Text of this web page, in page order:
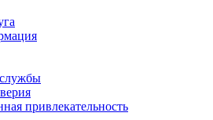
привлекательность